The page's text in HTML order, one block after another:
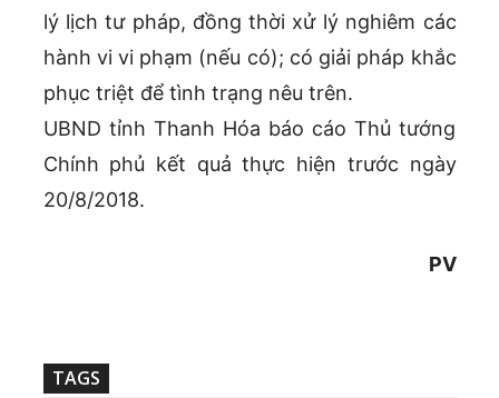
lý lịch tư pháp, đồng thời xử lý nghiêm các
hành vi vi phạm (nếu có); có giải pháp khắc
phục triệt để tình trạng nêu trên.
UBND tỉnh Thanh Hóa báo cáo Thủ tướng
Chính phủ kết quả thực hiện trước ngày
20/8/2018.
PV
TAGS